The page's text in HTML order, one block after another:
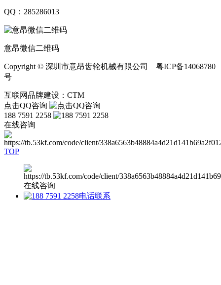
QQ：285286013
意昂微信二维码
Copyright © 深圳市意昂齿轮机械有限公司 粤ICP备14068780
号
互联网品牌建设：CTM
点击QQ咨询
188 7591 2258
在线咨询
TOP
在线咨询
电话联系